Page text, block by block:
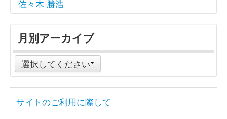
佐々木 勝浩
月別アーカイブ
選択してください
サイトのご利用に際して